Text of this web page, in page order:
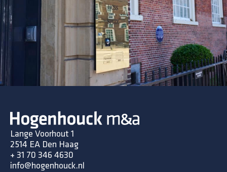
Lange Voorhout 1
2514 EA Den Haag
+ 31 70 346 4630
info@hogenhouck.nl